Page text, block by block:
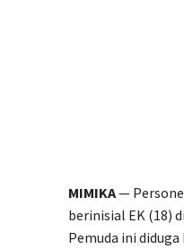
MIMIKA—
berinisial EK (18)
Pemuda ini